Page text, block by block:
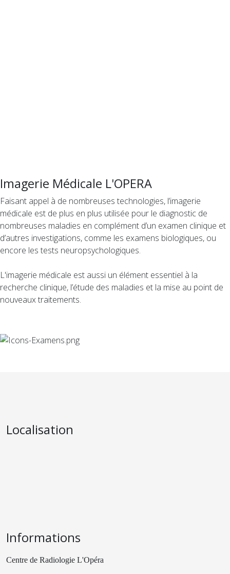
Imagerie Médicale L'OPERA
Faisant appel à de nombreuses technologies, l’imagerie
médicale est de plus en plus utilisée pour le diagnostic de
nombreuses maladies en complément d’un examen clinique et
d’autres investigations, comme les examens biologiques, ou
encore les tests neuropsychologiques.
L'imagerie médicale est aussi un élément essentiel à la
recherche clinique, l’étude des maladies et la mise au point de
nouveaux traitements.
Localisation
Informations
Centre de Radiologie L'Opéra